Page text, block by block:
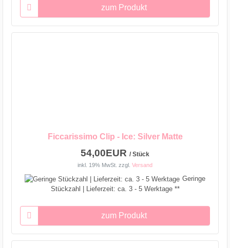
zum Produkt
Ficcarissimo Clip - Ice: Silver Matte
54,00EUR / Stück
inkl. 19% MwSt. zzgl. Versand
Geringe
Stückzahl | Lieferzeit: ca. 3 - 5 Werktage **
zum Produkt